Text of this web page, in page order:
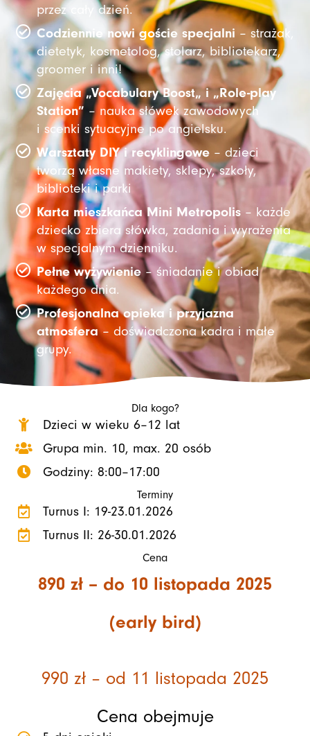
przez cały dzień.
Codziennie nowi goście specjalni – strażak,
dietetyk, kosmetolog, stolarz, bibliotekarz,
groomer i inni!
Zajęcia „Vocabulary Boost„ i „Role-play
Station” – nauka słówek zawodowych
i scenki sytuacyjne po angielsku.
Warsztaty DIY i recyklingowe– dzieci
tworzą własne makiety, sklepy, szkoły,
biblioteki i parki
Karta mieszkańca Mini Metropolis– każde
dziecko zbiera słówka, zadania i wyrażenia
w specjalnym dzienniku.
Pełne wyżywienie– śniadanie i obiad
każdego dnia.
Profesjonalna opieka i przyjazna
atmosfera– doświadczona kadra i małe
grupy.
Dla kogo?
Dzieci w wieku 6–12 lat
Grupa min. 10, max. 20 osób
Godziny: 8:00–17:00
Terminy
Turnus I: 19-23.01.2026
Turnus II: 26-30.01.2026
Cena
890 zł – do 10 listopada 2025
(early bird)
990 zł – od 11 listopada 2025
Cena obejmuje